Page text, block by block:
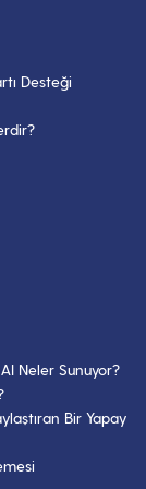
Desteği
Neler Sunuyor?
Bir Yapay